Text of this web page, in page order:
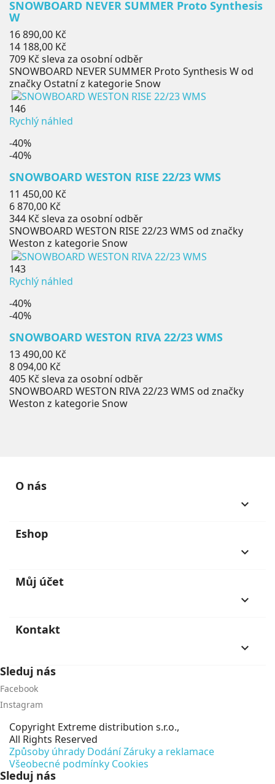
SNOWBOARD NEVER SUMMER Proto Synthesis
W
Běžná
cena
16 890,00 Kč
Cena
14 188,00 Kč
709 Kč sleva za osobní odběr
SNOWBOARD NEVER SUMMER Proto Synthesis W od
značky Ostatní z kategorie Snow
146
Rychlý náhled
-40%
-40%
SNOWBOARD WESTON RISE 22/23 WMS
Běžná
cena
11 450,00 Kč
Cena
6 870,00 Kč
344 Kč sleva za osobní odběr
SNOWBOARD WESTON RISE 22/23 WMS od značky
Weston z kategorie Snow
143
Rychlý náhled
-40%
-40%
SNOWBOARD WESTON RIVA 22/23 WMS
Běžná
cena
13 490,00 Kč
Cena
8 094,00 Kč
405 Kč sleva za osobní odběr
SNOWBOARD WESTON RIVA 22/23 WMS od značky
Weston z kategorie Snow
O nás
keyboard_arrow_down
Eshop
keyboard_arrow_down
Můj účet
keyboard_arrow_down
Kontakt
keyboard_arrow_down
Sleduj nás
Facebook
Instagram
Copyright Extreme distribution s.r.o.,
All Rights Reserved
Způsoby úhrady DodáníZáruky a reklamace
Všeobecné podmínky Cookies
Sleduj nás